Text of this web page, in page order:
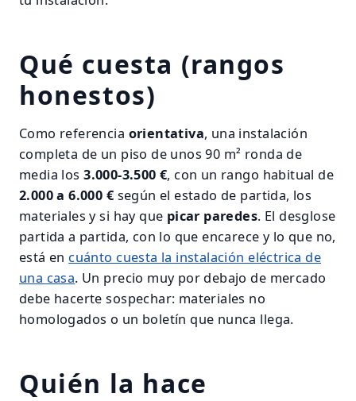
Qué cuesta (rangos
honestos)
Como referencia orientativa, una instalación
completa de un piso de unos 90 m² ronda de
media los3.000-3.500 €, con un rango habitual de
2.000 a 6.000 € según el estado de partida, los
materiales y si hay que picar paredes. El desglose
partida a partida, con lo que encarece y lo que no,
está en cuánto cuesta la instalación eléctrica de
una casa. Un precio muy por debajo de mercado
debe hacerte sospechar: materiales no
homologados o un boletín que nunca llega.
Quién la hace